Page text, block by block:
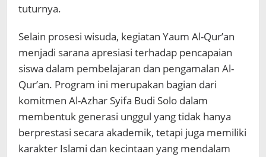
tuturnya.
Selain prosesi wisuda, kegiatan Yaum Al-Qur’an
menjadi sarana apresiasi terhadap pencapaian
siswa dalam pembelajaran dan pengamalan Al-
Qur’an. Program ini merupakan bagian dari
komitmen Al-Azhar Syifa Budi Solo dalam
membentuk generasi unggul yang tidak hanya
berprestasi secara akademik, tetapi juga memiliki
karakter Islami dan kecintaan yang mendalam